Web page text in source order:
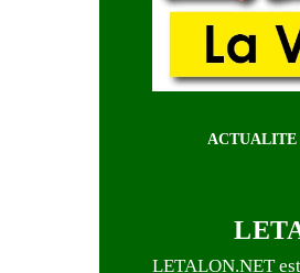
ACTUALITE
LETALON.NET